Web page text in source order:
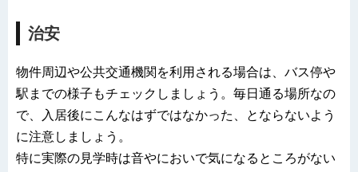
治安
物件周辺や公共交通機関を利用される場合は、バス停や
駅までの様子もチェックしましょう。毎日通る場所なの
で、入居後にこんなはずではなかった、とならないよう
に注意しましょう。
特に実際の見学時は音やにおいで気になるところがない